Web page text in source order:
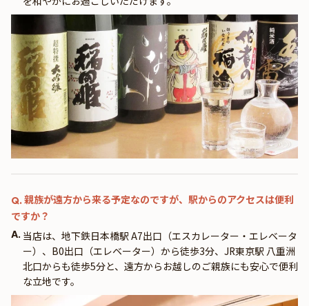
Q.親族が遠方から来る予定なのですが、駅からのアクセスは便利
ですか？
A. 当店は、地下鉄日本橋駅 A7出口（エスカレーター・エレベータ
ー）、B0出口（エレベーター）から徒歩3分、JR東京駅 八重洲
北口からも徒歩5分と、遠方からお越しのご親族にも安心で便利
な立地です。